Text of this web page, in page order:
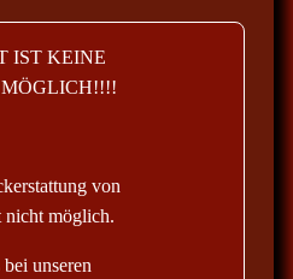
IST KEINE
von
nicht möglich.
unseren